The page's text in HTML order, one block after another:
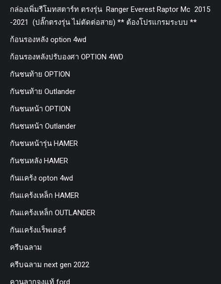
กล่องเพิ่มรีโมทสตาร์ท ตรงรุ่น Ranger Everest Raptor Mc 2015
-2021 (ปลั๊กตรงรุ่น ไม่ตัดต่อสาย) ** ต้องโปรแกรมระบบ **
ก้อนรองหลัง option 4wd
ก้อนรองหลังปรับองศา OPTION 4WD
กันชนท้าย OPTION
กันชนท้าย Outlander
กันชนหน้า OPTION
กันชนหน้า Outlander
กันชนหน้ารุ่น HAMER
กันชนหลัง HAMER
กันแคร้ง opton 4wd
กันแคร้งเหล็ก HAMER
กันแคร้งเหล็ก OUTLANDER
กันแคร้งแร็พเตอร์
ครีบฉลาม
ครีบฉลาม next gen 2022
คานลากจูงแท้ ford